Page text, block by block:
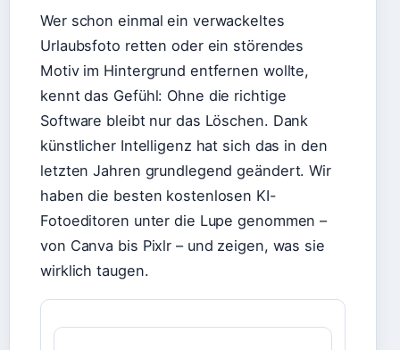
Wer schon einmal ein verwackeltes
Urlaubsfoto retten oder ein störendes
Motiv im Hintergrund entfernen wollte,
kennt das Gefühl: Ohne die richtige
Software bleibt nur das Löschen. Dank
künstlicher Intelligenz hat sich das in den
letzten Jahren grundlegend geändert. Wir
haben die besten kostenlosen KI-
Fotoeditoren unter die Lupe genommen –
von Canva bis Pixlr – und zeigen, was sie
wirklich taugen.